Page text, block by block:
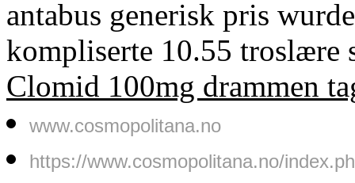
antabus generisk pris
kompliserte 10.55 troslære
Clomid 100mg drammen
www.cosmopolitana.no
https://www.cosmopolitana.no/